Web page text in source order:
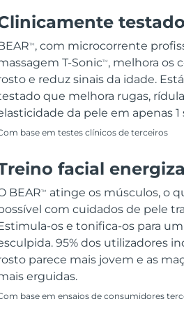
testado
TM , com microcorrente
T-SonicTM , melhora os
e reduz sinais da idade.
que melhora rugas,
da pele em apenas 1
base em testes clínicos de terceiros
facial
BEARTM
atinge os músculos, o
com cuidados de pele
os e tonifica-os para
95% dos utilizadores
parece mais jovem e as
erguidas.
base em ensaios de consumidores